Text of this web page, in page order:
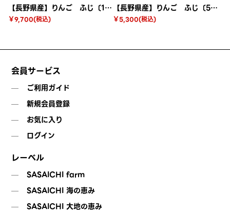
【長野県産】りんご ふじ〔10kg〕
￥9,700(税込)
【長野県産】りんご ふじ〔5kg〕
￥5,300(税込)
会員サービス
ご利用ガイド
新規会員登録
お気に入り
ログイン
レーベル
SASAICHI farm
SASAICHI 海の恵み
SASAICHI 大地の恵み